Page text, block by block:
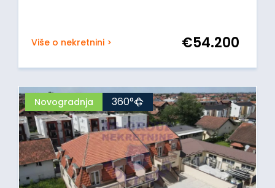
Više o nekretnini > €54.200
Novogradnja 360°